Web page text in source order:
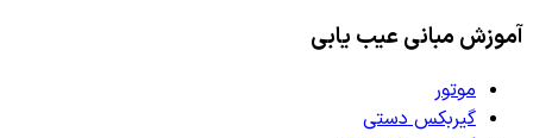
آموزش مبانی عیب یابی
موتور
گیربکس دستی